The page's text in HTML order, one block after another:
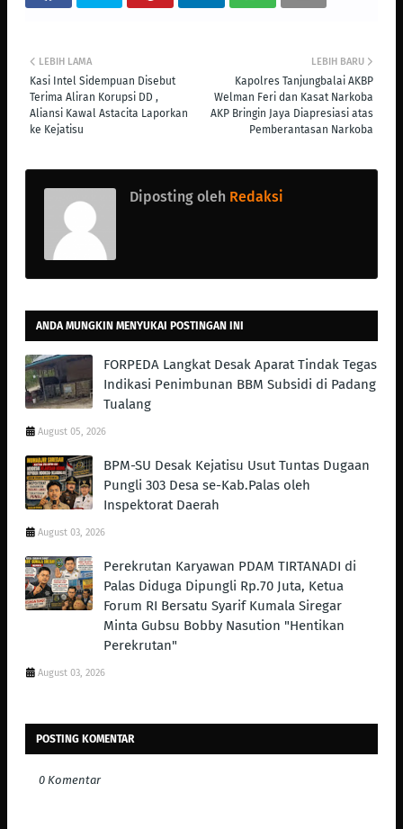
LEBIH BARU
Kapolres Tanjungbalai AKBP
Welman Feri dan Kasat Narkoba
AKP Bringin Jaya Diapresiasi atas
Pemberantasan Narkoba
LEBIH LAMA
Kasi Intel Sidempuan Disebut
Terima Aliran Korupsi DD ,
Aliansi Kawal Astacita Laporkan
ke Kejatisu
Diposting oleh Redaksi
ANDA MUNGKIN MENYUKAI POSTINGAN INI
FORPEDA Langkat Desak Aparat Tindak Tegas
Indikasi Penimbunan BBM Subsidi di Padang
Tualang
August 05, 2026
BPM-SU Desak Kejatisu Usut Tuntas Dugaan
Pungli 303 Desa se-Kab.Palas oleh
Inspektorat Daerah
August 03, 2026
Perekrutan Karyawan PDAM TIRTANADI di
Palas Diduga Dipungli Rp.70 Juta, Ketua
Forum RI Bersatu Syarif Kumala Siregar
Minta Gubsu Bobby Nasution "Hentikan
Perekrutan"
August 03, 2026
POSTING KOMENTAR
0 Komentar